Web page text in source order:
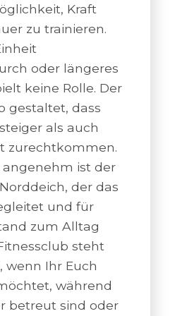
Kraft
zu trainieren.
oder längeres
keine Rolle. Der
gestaltet, dass
als auch
zurechtkommen.
angenehm ist der
der das
und für
zum Alltag
steht
wenn Ihr Euch
während
betreut sind oder